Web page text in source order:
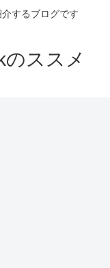
するブログです
ススメ